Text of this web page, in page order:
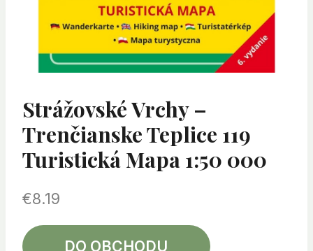
Strážovské Vrchy –
Trenčianske Teplice 119
Turistická Mapa 1:50 000
€8.19
DO OBCHODU